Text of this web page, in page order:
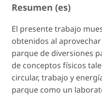
Resumen (es)
El presente trabajo
obtenidos al
parque de diversiones
de conceptos físicos
circular, trabajo y
parque como un